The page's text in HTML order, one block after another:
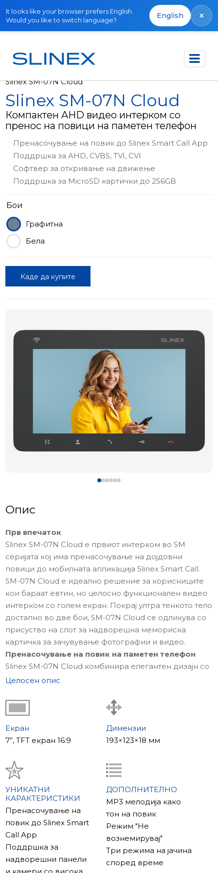
It looks like your browser prefers English.
Would you like to switch language?
English ×
Почетна Производи
Slinex SM-07N Cloud
Slinex SM-07N Cloud
Компактен AHD видео интерком со
пренос на повици на паметен телефон
Пренасочување на повик до Slinex Smart Call App
Поддршка за AHD, CVBS, TVI, CVI
Софтвер за откривање на движење
Поддршка за MicroSD картички до 256GB
Бои
Графитна
Бела
Каде да купите
Опис
Прв впечаток
Slinex SM-07N Cloud е првиот интерком во SM
серијата кој има пренасочување на дојдовни
повици до мобилната апликација Slinex Smart Call.
SM-07N Cloud е идеално решение за корисниците
кои бараат евтин, но целосно функционален видео
интерком со голем екран. Покрај ултра тенкото тело
достапно во две бои, SM-07N Cloud се одликува со
присуство на слот за надворешна мемориска
картичка за зачувување фотографии и видео.
Пренасочување на повик на паметен телефон
Slinex SM-07N Cloud комбинира елегантен дизајн со
напредна поврзаност, нудејќи поддршка за
останете поврзани со вашиот интерком од каде
било во светот – примајте повици, гледајте кој е
пред вратата и отклучувајте пристап директно од
вашиот паметен телефон или таблет преку Slinex
Каде да се користи
Видео интеркомот SM-07N Cloud е одлично
решение за секој објект. Поради неговата
компактна големина, погоден е за употреба и во
стан и во канцеларија. Класичните бои
овозможуваат поставување во секој ентериер.
Главни карактеристики на моделот
Моделот е опремен со внатрешна меморија за
складирање до 100 рамки и надворешна microSD
Целосен опис
Екран
7”, TFT екран 16:9
Димензии
193×123×18 мм
УНИКАТНИ
КАРАКТЕРИСТИКИ
Пренасочување на
повик до Slinex Smart
Call App
Поддршка за
надворешни панели
ДОПОЛНИТЕЛНО
MP3 мелодија како
тон на повик
Режим "Не
вознемирувај"
Три режима на јачина
според време